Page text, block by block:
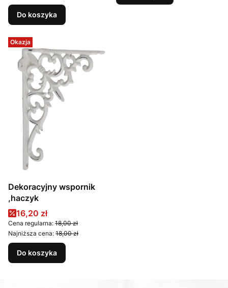
Do koszyka
Okazja
Dekoracyjny wspornik
,haczyk
Cena promocyjna
16,20 zł
Cena regularna: 18,00 zł
Najniższa cena: 18,00 zł
Do koszyka